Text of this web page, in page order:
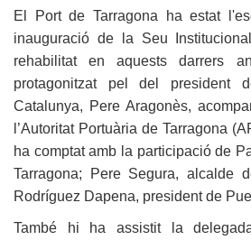
El Port de Tarragona ha estat
inauguració de la Seu
rehabilitat en aquests darrers
protagonitzat pel del president
Catalunya, Pere Aragonès,
l’Autoritat Portuària de Tarragona
ha comptat amb la participació de
Tarragona; Pere Segura, alcalde
Rodríguez Dapena, president de
També hi ha assistit la